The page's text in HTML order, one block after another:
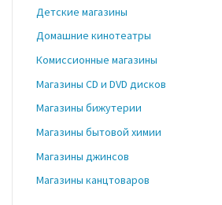
Детские магазины
Домашние кинотеатры
Комиссионные магазины
Магазины CD и DVD дисков
Магазины бижутерии
Магазины бытовой химии
Магазины джинсов
Магазины канцтоваров